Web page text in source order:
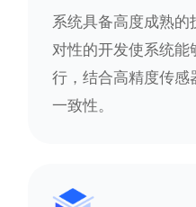
系统具备高度成熟
对性的开发使系统能
行，结合高精度传感
一致性。